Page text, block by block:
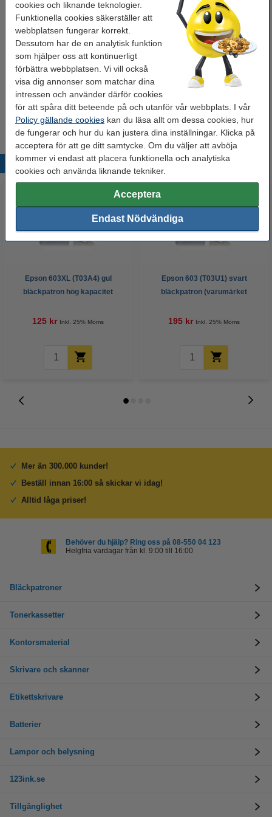
cookies och liknande teknologier.
Funktionella cookies säkerställer att
webbplatsen fungerar korrekt.
Dessutom har de en analytisk funktion
som hjälper oss att kontinuerligt
förbättra webbplatsen. Vi vill också
visa dig annonser som matchar dina
intressen och använder därför cookies
för att spåra ditt beteende på och utanför vår webbplats. I vår
Policy gällande cookies kan du läsa allt om dessa cookies, hur
de fungerar och hur du kan justera dina inställningar. Klicka på
acceptera för att ge ditt samtycke. Om du väljer att avböja
kommer vi endast att placera funktionella och analytiska
cookies och använda liknande tekniker.
Acceptera
Endast Nödvändiga
Nummer: C13T03U34010
Tips: Beställ multipack!
för endast
550 kr
Tips
Vi råder er att beställa denna produkt istället för originalprodukten!
Populära produkter
Epson 603XL (T03A4) gul
bläckpatron hög kapacitet
125 kr Inkl. 25% Moms
Epson 603 (T03U1) svart
bläckpatron (varumärket
195 kr Inkl. 25% Moms
Mer än 300.000 kunder!
Beställ innan 16:00 så skickar vi idag!
Alltid låga priser!
Behöver du hjälp? Ring oss på 08-550 04 123
Helgfria vardagar från kl. 9:00 till 16:00
Bläckpatroner
Tonerkassetter
Kontorsmaterial
Skrivare och skanner
Etikettskrivare
Batterier
Lampor och belysning
123ink.se
Tillgänglighet